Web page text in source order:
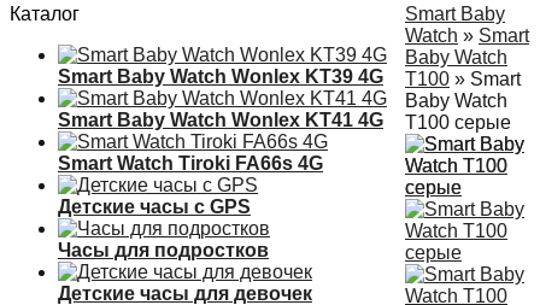
Каталог
Smart Baby Watch Wonlex KT39 4G
Smart Baby Watch Wonlex KT41 4G
Smart Watch Tiroki FA66s 4G
Детские часы с GPS
Часы для подростков
Детские часы для девочек
Smart Baby
Watch » Smart
Baby Watch
T100 » Smart
Baby Watch
T100 серые